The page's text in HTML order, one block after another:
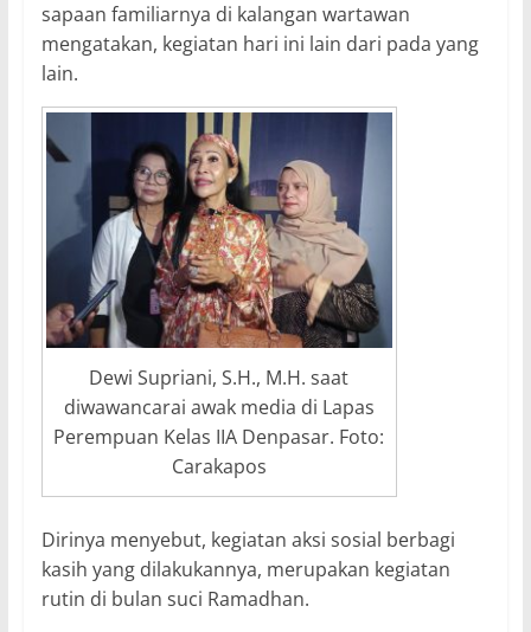
sapaan familiarnya di kalangan wartawan
mengatakan, kegiatan hari ini lain dari pada yang
lain.
Dewi Supriani, S.H., M.H. saat
diwawancarai awak media di Lapas
Perempuan Kelas IIA Denpasar. Foto:
Carakapos
Dirinya menyebut, kegiatan aksi sosial berbagi
kasih yang dilakukannya, merupakan kegiatan
rutin di bulan suci Ramadhan.